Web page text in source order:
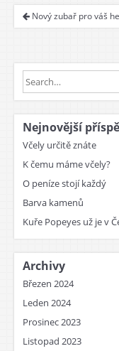
Nový zubař pro váš
Nejnovější
Včely určitě znáte
K čemu máme včely?
O peníze stojí každý
Barva kamenů
Kuře Popeyes už je v
Archivy
Březen 2024
Leden 2024
Prosinec 2023
Listopad 2023